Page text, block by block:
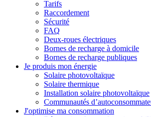
Tarifs
Raccordement
Sécurité
FAQ
Deux-roues électriques
Bornes de recharge à domicile
Bornes de recharge publiques
Je produis mon énergie
Solaire photovoltaïque
Solaire thermique
Installation solaire photovoltaïque
Communautés
J'optimise ma consommation